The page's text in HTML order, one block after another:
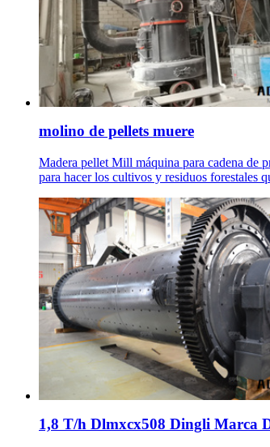
molino de pellets muere
Madera pellet Mill máquina para cadena de
para hacer los cultivos y residuos forestales
1,8 T/h Dlmxcx508 Dingli Marca